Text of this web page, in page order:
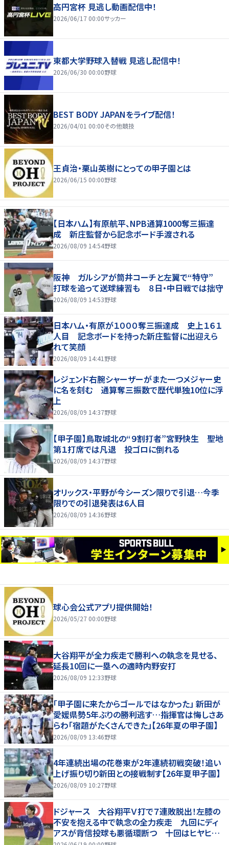
高円宮杯 見逃し動画配信中！
2026/06/17 00:00サッカー
東都大学野球入替戦 見逃し配信中！
2026/06/30 00:00野球
BEST BODY JAPANをライブ配信！
2026/04/01 00:00その他競技
王貞治・栗山英樹にとっての甲子園とは
2026/06/15 00:00野球
【日本ハム】有原航平、NPB通算1000奪三振達
成 新庄監督から記念ボード手渡される
2026/08/09 14:54野球
阪神 ガルシアが筒井コーチと左翼で“特守”
打球を追って送球練習も ８日・中日戦では拙守
2026/08/09 14:53野球
日本ハム・有原が１０００奪三振達成 史上１６１
人目 記念ボードを持った新庄監督に出迎えら
れて笑顔
2026/08/09 14:41 野球
レジェンド右腕シャーザーがまた一つメジャー史
に名を刻む 通算奪三振数で歴代単独10位に浮
上
2026/08/09 14:37野球
【甲子園】鳥取城北の“９割打者”宮野快生 聖地
第１打席では凡退 投ゴロに倒れる
2026/08/09 14:37野球
オリックス・平野が今シーズン限りで引退…今季
限りでの引退発表は6人目
2026/08/09 14:36野球
球心会公式アプリ提供開始！
2026/05/27 00:00野球
大谷翔平が全力疾走で勝利への執念を見せる、
延長10回に一塁への適時内野安打
2026/08/09 12:33野球
「甲子園に来たからゴールではなかった」 新田が
愛媛県勢5年ぶりの勝利逃す…指揮官は悔しさあ
らわ「宿題がたくさんできた」【26年夏の甲子園】
2026/08/09 13:46野球
4年連続出場の花巻東が2年連続初戦突破！追い
上げ振り切り新田との接戦制す【26年夏甲子園】
2026/08/09 10:27野球
ドジャース 大谷翔平Ｖ打で７連敗脱出！左膝の
不安を抱える中で執念の全力疾走 九回にディ
アスが背信投球も悪循環断つ 十回はヒヤヒヤ